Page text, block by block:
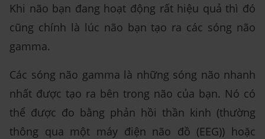
Khi não bạn đang hoạt động rất hiệu quả thì đó
cũng chính là lúc não bạn tạo ra các sóng não
gamma.
Các sóng não gamma là những sóng não nhanh
nhất được tạo ra bên trong não của bạn. Nó có
thể được đo bằng phản hồi thần kinh (thường
thông qua một máy điện não đồ (EEG)) hoặc